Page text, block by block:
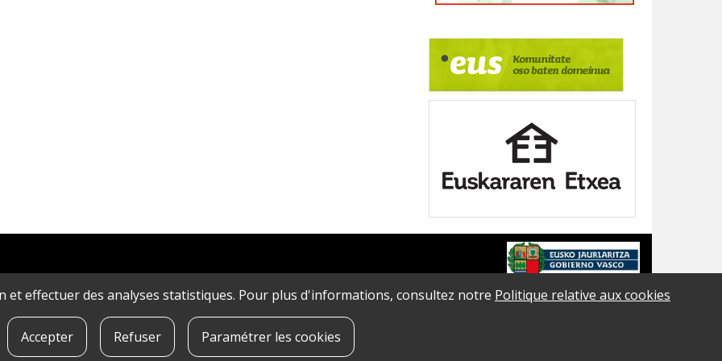
| QUE SONT LES COOKIES? | CONTACT
et effectuer des analyses statistiques. Pour plus d'informations, consultez notre Politique relative aux cookies
Accepter Refuser Paramétrer les cookies